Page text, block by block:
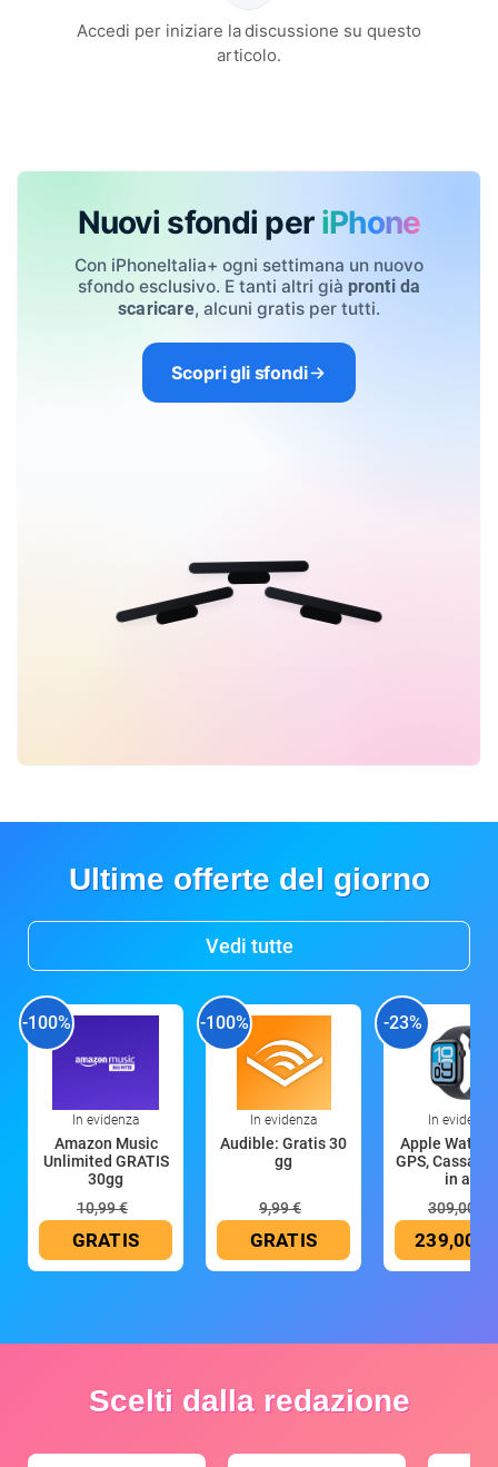
Accedi per iniziare la discussione su questo
articolo.
Nuovi sfondi per iPhone
Con iPhoneItalia+ ogni settimana un nuovo
sfondo esclusivo. E tanti altri già pronti da
scaricare, alcuni gratis per tutti.
Scopri gli sfondi
Ultime offerte del giorno
Vedi tutte
-100%
In evidenza
Amazon Music
Unlimited GRATIS
30gg
10,99 €
GRATIS
-100%
In evidenza
Audible: Gratis 30
gg
9,99 €
GRATIS
-23%
In evidenza
Apple Watch
GPS, Cassa
in all
309,00 €
239,00 €
Scelti dalla redazione